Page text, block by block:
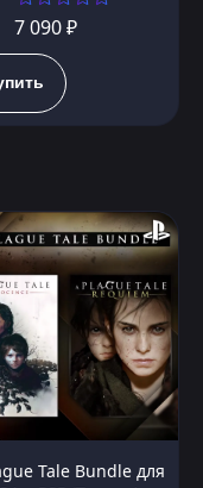
7 090 ₽
Tale Bundle для